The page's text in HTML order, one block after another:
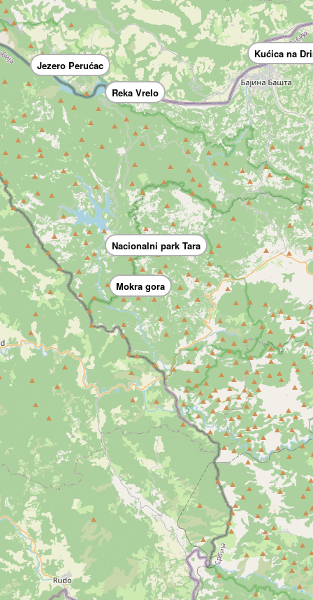
Nacionalni park Tara
Jezero Perućac
Kućica na
Reka Vrelo
Mokra gora